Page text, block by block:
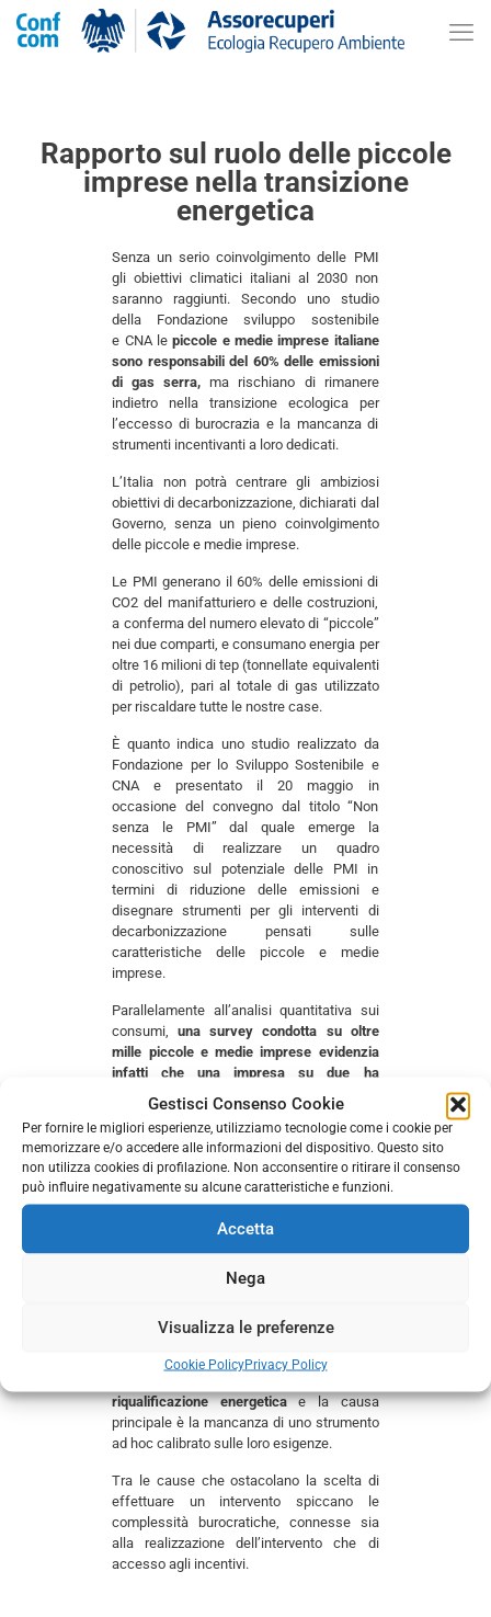
Gestisci Consenso Cookie
Per fornire le migliori esperienze, utilizziamo tecnologie come i cookie per
memorizzare e/o accedere alle informazioni del dispositivo. Questo sito
non utilizza cookies di profilazione. Non acconsentire o ritirare il consenso
può influire negativamente su alcune caratteristiche e funzioni.
Accetta
Nega
Visualizza le preferenze
Cookie PolicyPrivacy Policy
Rapporto sul ruolo delle piccole
imprese nella transizione
energetica
Senza un serio coinvolgimento delle PMI
gli obiettivi climatici italiani al 2030 non
saranno raggiunti. Secondo uno studio
della Fondazione sviluppo sostenibile
e CNA lepiccole e medie imprese italiane
sono responsabili del 60% delle emissioni
di gas serra, ma rischiano di rimanere
indietro nella transizione ecologica per
l’eccesso di burocrazia e la mancanza di
strumenti incentivanti a loro dedicati.
L’Italia non potrà centrare gli ambiziosi
obiettivi di decarbonizzazione, dichiarati dal
Governo, senza un pieno coinvolgimento
delle piccole e medie imprese.
Le PMI generano il 60% delle emissioni di
CO2 del manifatturiero e delle costruzioni,
a conferma del numero elevato di “piccole”
nei due comparti, e consumano energia per
oltre 16 milioni di tep (tonnellate equivalenti
di petrolio), pari al totale di gas utilizzato
per riscaldare tutte le nostre case.
È quanto indica uno studio realizzato da
Fondazione per lo Sviluppo Sostenibile e
CNA e presentato il 20 maggio in
occasione del convegno dal titolo “Non
senza le PMI” dal quale emerge la
necessità di realizzare un quadro
conoscitivo sul potenziale delle PMI in
termini di riduzione delle emissioni e
disegnare strumenti per gli interventi di
decarbonizzazione pensati sulle
caratteristiche delle piccole e medie
imprese.
Parallelamente all’analisi quantitativa sui
consumi,una survey condotta su oltre
mille piccole e medie imprese evidenzia
infatti che una impresa su due ha
effettuato interventi di miglioramento
energetico negli ultimi tre anni e la molla
principale è il costo dell’energia
particolarmente elevato per le PMI. L’86%
del campione che ha eseguito almeno un
intervento ha agito sull’efficienza
energetica privilegiando gli interventi come
illuminazione e climatizzazione. Il 49% ha
pannelli fotovoltaici (1 impresa su 3) e
Solo una su quattro, di quelle che hanno
effettuato interventi, ha utilizzato incentivi
riqualificazione energeticae la causa
principale è la mancanza di uno strumento
ad hoc calibrato sulle loro esigenze.
Tra le cause che ostacolano la scelta di
effettuare un intervento spiccano le
complessità burocratiche, connesse sia
alla realizzazione dell’intervento che di
accesso agli incentivi.